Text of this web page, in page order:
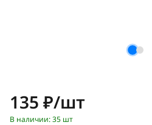
Цена:
135 ₽/шт
В наличии: 35 шт